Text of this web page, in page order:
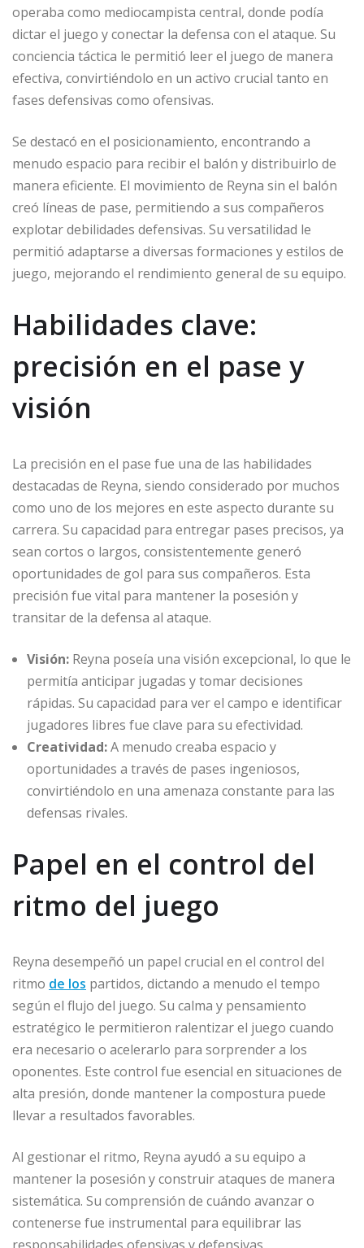
operaba como mediocampista central, donde podía
dictar el juego y conectar la defensa con el ataque. Su
conciencia táctica le permitió leer el juego de manera
efectiva, convirtiéndolo en un activo crucial tanto en
fases defensivas como ofensivas.
Se destacó en el posicionamiento, encontrando a
menudo espacio para recibir el balón y distribuirlo de
manera eficiente. El movimiento de Reyna sin el balón
creó líneas de pase, permitiendo a sus compañeros
explotar debilidades defensivas. Su versatilidad le
permitió adaptarse a diversas formaciones y estilos de
juego, mejorando el rendimiento general de su equipo.
Habilidades clave:
precisión en el pase y
visión
La precisión en el pase fue una de las habilidades
destacadas de Reyna, siendo considerado por muchos
como uno de los mejores en este aspecto durante su
carrera. Su capacidad para entregar pases precisos, ya
sean cortos o largos, consistentemente generó
oportunidades de gol para sus compañeros. Esta
precisión fue vital para mantener la posesión y
transitar de la defensa al ataque.
Visión: Reyna poseía una visión excepcional, lo que le
permitía anticipar jugadas y tomar decisiones
rápidas. Su capacidad para ver el campo e identificar
jugadores libres fue clave para su efectividad.
Creatividad:A menudo creaba espacio y
oportunidades a través de pases ingeniosos,
convirtiéndolo en una amenaza constante para las
defensas rivales.
Papel en el control del
ritmo del juego
Reyna desempeñó un papel crucial en el control del
ritmo de los partidos, dictando a menudo el tempo
según el flujo del juego. Su calma y pensamiento
estratégico le permitieron ralentizar el juego cuando
era necesario o acelerarlo para sorprender a los
oponentes. Este control fue esencial en situaciones de
alta presión, donde mantener la compostura puede
llevar a resultados favorables.
Al gestionar el ritmo, Reyna ayudó a su equipo a
mantener la posesión y construir ataques de manera
sistemática. Su comprensión de cuándo avanzar o
contenerse fue instrumental para equilibrar las
responsabilidades ofensivas y defensivas,